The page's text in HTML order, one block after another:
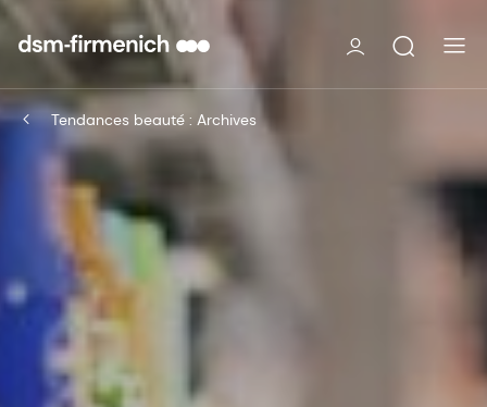
Tendances beauté : Archives